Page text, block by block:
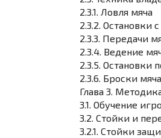
2.3.1. Ловля мяча
2.3.2. Остановки
2.3.3. Передачи
2.3.4. Ведение
2.3.5. Остановки
2.3.6. Броски мяча
Глава 3.
3.1. Обучение
3.2. Стойки и
3.2.1. Стойки